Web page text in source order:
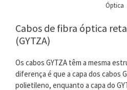
Óptica
Cabos de fibra óptica
(GYTZA)
Os cabos GYTZA têm a mesma
diferença é que a capa dos cabos
polietileno, enquanto a capa do